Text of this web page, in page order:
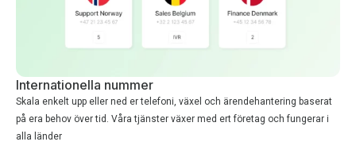
Internationella nummer
Skala enkelt upp eller ned er telefoni, växel och ärendehantering baserat
på era behov över tid. Våra tjänster växer med ert företag och fungerar i
alla länder